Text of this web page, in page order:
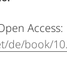
Access:
de/book/